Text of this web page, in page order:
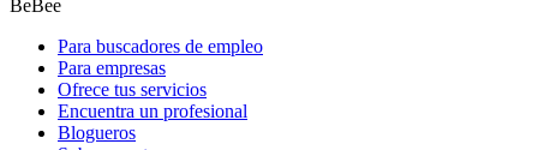
BeBee
Para buscadores de empleo
Para empresas
Ofrece tus servicios
Encuentra un profesional
Blogueros